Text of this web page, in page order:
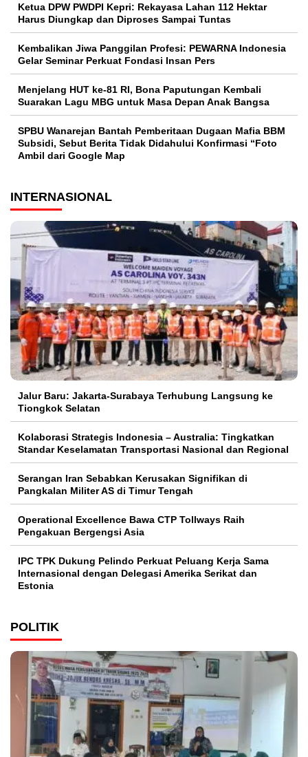
Ketua DPW PWDPI Kepri: Rekayasa Lahan 112 Hektar
Harus Diungkap dan Diproses Sampai Tuntas
Kembalikan Jiwa Panggilan Profesi: PEWARNA Indonesia
Gelar Seminar Perkuat Fondasi Insan Pers
Menjelang HUT ke-81 RI, Bona Paputungan Kembali
Suarakan Lagu MBG untuk Masa Depan Anak Bangsa
SPBU Wanarejan Bantah Pemberitaan Dugaan Mafia BBM
Subsidi, Sebut Berita Tidak Didahului Konfirmasi “Foto
Ambil dari Google Map
INTERNASIONAL
Jalur Baru: Jakarta-Surabaya Terhubung Langsung ke
Tiongkok Selatan
Kolaborasi Strategis Indonesia – Australia: Tingkatkan
Standar Keselamatan Transportasi Nasional dan Regional
Serangan Iran Sebabkan Kerusakan Signifikan di
Pangkalan Militer AS di Timur Tengah
Operational Excellence Bawa CTP Tollways Raih
Pengakuan Bergengsi Asia
IPC TPK Dukung Pelindo Perkuat Peluang Kerja Sama
Internasional dengan Delegasi Amerika Serikat dan
Estonia
POLITIK